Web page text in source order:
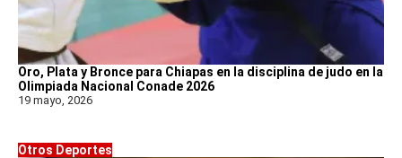
Oro, Plata y Bronce para Chiapas en la disciplina de judo en la
Olimpiada Nacional Conade 2026
19 mayo, 2026
Otros Deportes